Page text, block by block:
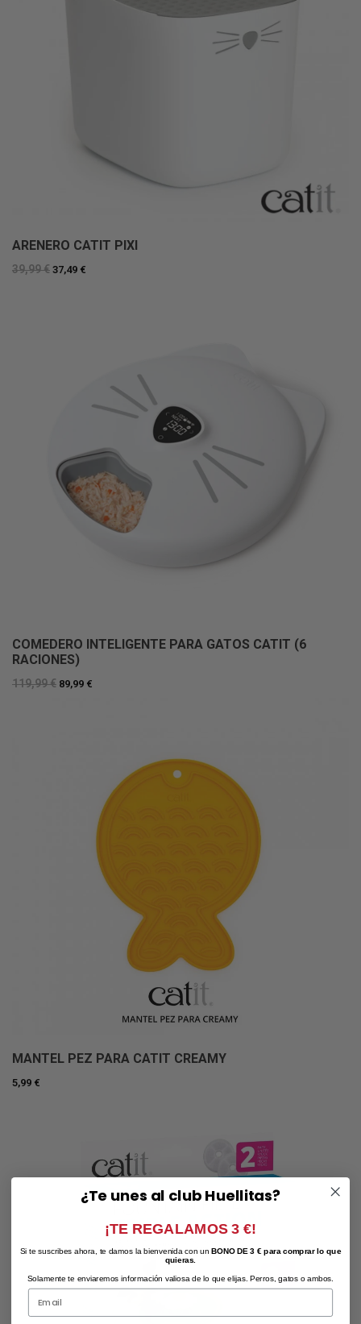
ARENERO CATIT PIXI
39,99 € 37,49 €
COMEDERO INTELIGENTE PARA GATOS CATIT (6
RACIONES)
119,99 € 89,99 €
MANTEL PEZ PARA CATIT CREAMY
5,99 €
¿Te unes al club Huellitas?
¡TE REGALAMOS 3 €!
Si te suscribes ahora, te damos la bienvenida con unBONO DE 3 € para comprar lo que
quieras.
Solamente te enviaremos información valiosa de lo que elijas. Perros, gatos o ambos.